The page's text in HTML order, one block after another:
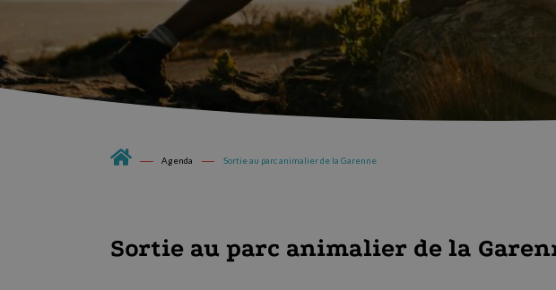
Agenda Sortie au parc animalier de la Garenne
Sortie au parc animalier de la